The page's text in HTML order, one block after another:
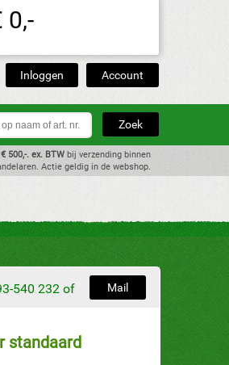
0,-
Account
Inloggen
500,-. ex. BTW bij verzending binnen
Actie geldig in de webshop.
Mail
540 232 of
standaard